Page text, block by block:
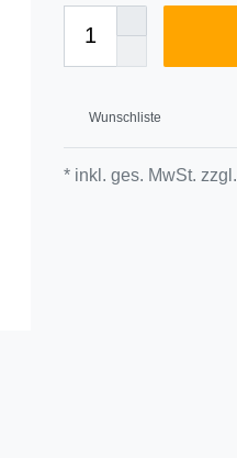
Wunschliste
* inkl. ges. MwSt. zzgl.